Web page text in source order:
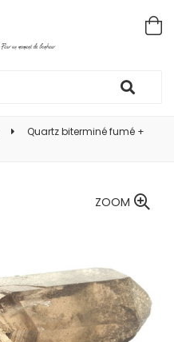
Quartz biterminé fumé +
ZOOM